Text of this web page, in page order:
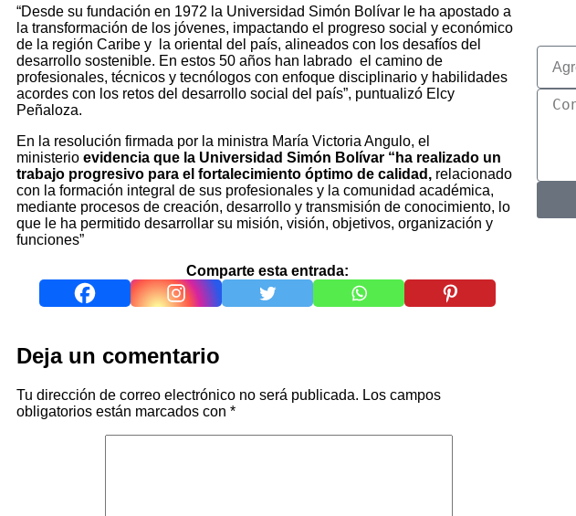
“Desde su fundación en 1972 la Universidad Simón Bolívar le ha apostado a
la transformación de los jóvenes, impactando el progreso social y económico
de la región Caribe y la oriental del país, alineados con los desafíos del
desarrollo sostenible. En estos 50 años han labrado el camino de
profesionales, técnicos y tecnólogos con enfoque disciplinario y habilidades
acordes con los retos del desarrollo social del país”, puntualizó Elcy
Peñaloza.
En la resolución firmada por la ministra María Victoria Angulo, el
ministerio evidencia que la Universidad Simón Bolívar “ha realizado un
trabajo progresivo para el fortalecimiento óptimo de calidad , relacionado
con la formación integral de sus profesionales y la comunidad académica,
mediante procesos de creación, desarrollo y transmisión de conocimiento, lo
que le ha permitido desarrollar su misión, visión, objetivos, organización y
funciones”
Comparte esta entrada:
Deja un comentario
Tu dirección de correo electrónico no será publicada. Los campos
obligatorios están marcados con *